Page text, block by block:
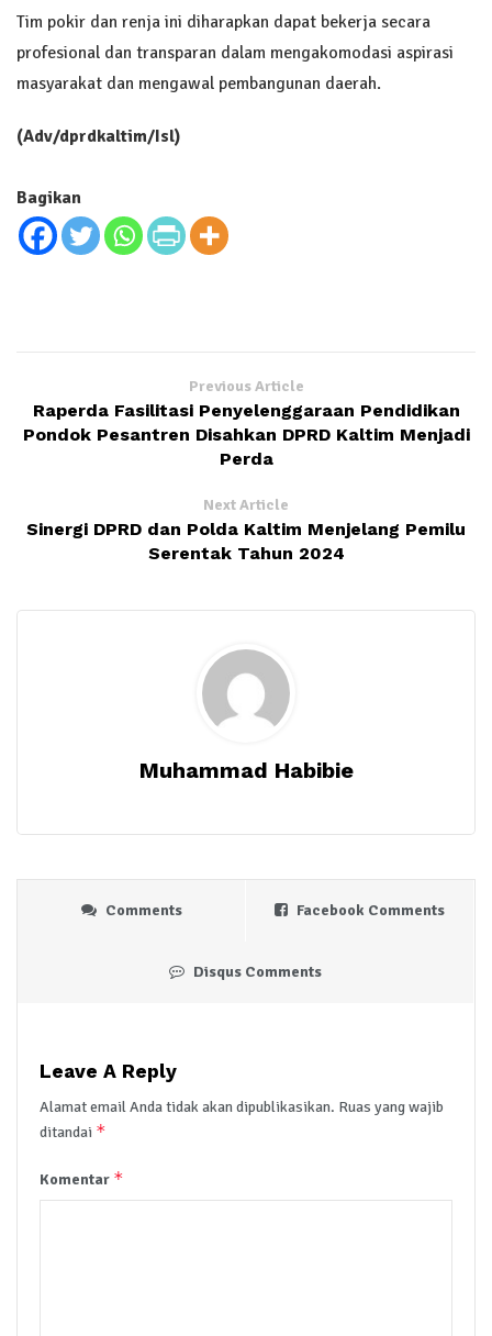
Tim pokir dan renja ini diharapkan dapat bekerja secara
profesional dan transparan dalam mengakomodasi aspirasi
masyarakat dan mengawal pembangunan daerah.
(Adv/dprdkaltim/Isl)
Bagikan
Previous Article
Raperda Fasilitasi Penyelenggaraan Pendidikan
Pondok Pesantren Disahkan DPRD Kaltim Menjadi
Perda
Next Article
Sinergi DPRD dan Polda Kaltim Menjelang Pemilu
Serentak Tahun 2024
Muhammad Habibie
Comments Facebook Comments
Disqus Comments
Leave A Reply
Alamat email Anda tidak akan dipublikasikan. Ruas yang wajib
ditandai *
Komentar *